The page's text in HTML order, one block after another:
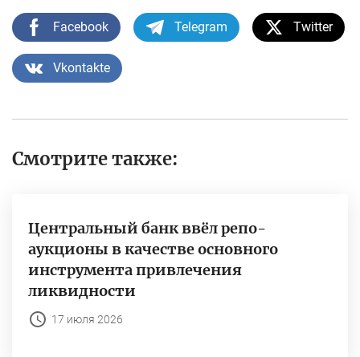
Facebook Telegram Twitter
Vkontakte
Смотрите также:
Центральный банк ввёл репо-
аукционы в качестве основного
инструмента привлечения
ликвидности
17 июля 2026